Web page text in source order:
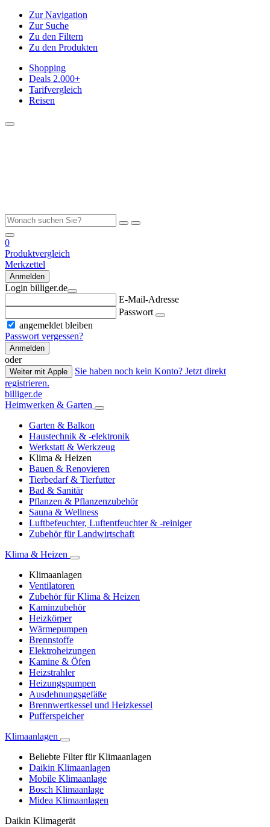
Zur Navigation
Zur Suche
Zu den Filtern
Zu den Produkten
Shopping
Deals 2.000+
Tarifvergleich
Reisen
0
Produktvergleich
Merkzettel
Anmelden
Login billiger.de
E-Mail-Adresse
Passwort
angemeldet bleiben
Passwort vergessen?
Anmelden
oder
Weiter mit Apple
Sie haben noch kein Konto? Jetzt direkt
registrieren.
billiger.de
Heimwerken & Garten
Garten & Balkon
Haustechnik & -elektronik
Werkstatt & Werkzeug
Klima & Heizen
Bauen & Renovieren
Tierbedarf & Tierfutter
Bad & Sanitär
Pflanzen & Pflanzenzubehör
Sauna & Wellness
Luftbefeuchter, Luftentfeuchter & -reiniger
Zubehör für Landwirtschaft
Klima & Heizen
Klimaanlagen
Ventilatoren
Zubehör für Klima & Heizen
Kaminzubehör
Heizkörper
Wärmepumpen
Brennstoffe
Elektroheizungen
Kamine & Öfen
Heizstrahler
Heizungspumpen
Ausdehnungsgefäße
Brennwertkessel und Heizkessel
Pufferspeicher
Klimaanlagen
Beliebte Filter für Klimaanlagen
Daikin Klimaanlagen
Mobile Klimaanlage
Bosch Klimaanlage
Midea Klimaanlagen
Daikin Klimagerät